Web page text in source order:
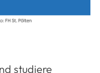
studiere